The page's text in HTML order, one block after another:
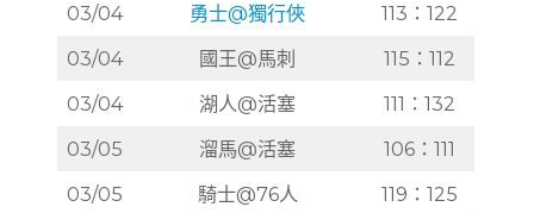
03/04
勇士@獨行俠
113：122
03/04
國王@馬刺
115：112
03/04
湖人@活塞
111：132
03/05
溜馬@活塞
106：111
03/05
騎士@76人
119：125